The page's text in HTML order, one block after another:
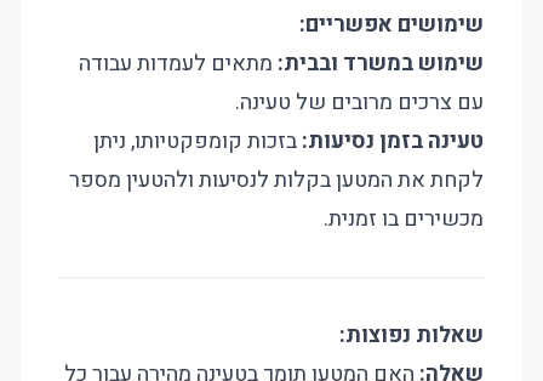
שימושים אפשריים:
שימוש במשרד ובבית: מתאים לעמדות עבודה
עם צרכים מרובים של טעינה.
טעינה בזמן נסיעות:בזכות קומפקטיותו, ניתן
לקחת את המטען בקלות לנסיעות ולהטעין מספר
מכשירים בו זמנית.
שאלות נפוצות:
שאלה: האם המטען תומך בטעינה מהירה עבור כל